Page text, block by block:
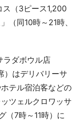
ス（3ピース1,200
（同10時～21時、
ダボウル店
）はデリバリーサ
テル宿泊客などの
ツェルクロワッサ
（7時～11時）に